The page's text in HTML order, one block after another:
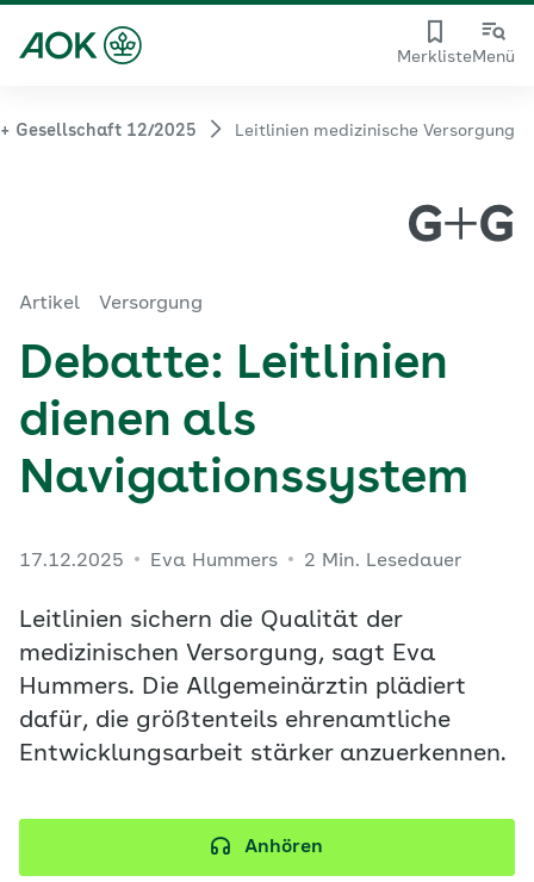
MerklisteMenü
Gesellschaft 12/2025 Leitlinien medizinische Versorgung
Artikel Versorgung
Debatte: Leitlinien
dienen als
Navigationssystem
17.12.2025 Eva Hummers 2 Min. Lesedauer
Leitlinien sichern die Qualität der
medizinischen Versorgung, sagt Eva
Hummers. Die Allgemeinärztin plädiert
dafür, die größtenteils ehrenamtliche
Entwicklungsarbeit stärker anzuerkennen.
Anhören